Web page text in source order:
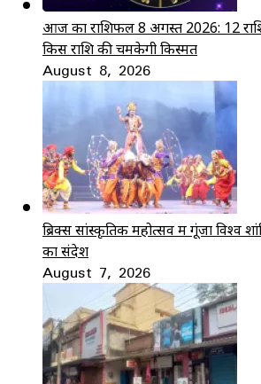
आज का राशिफल 8 अगस्त 2026: 12
किस राशि की चमकेगी किस्मत
August 8, 2026
ब्रिक्स सांस्कृतिक महोत्सव में गूंजा विश्व
का संदेश
August 7, 2026